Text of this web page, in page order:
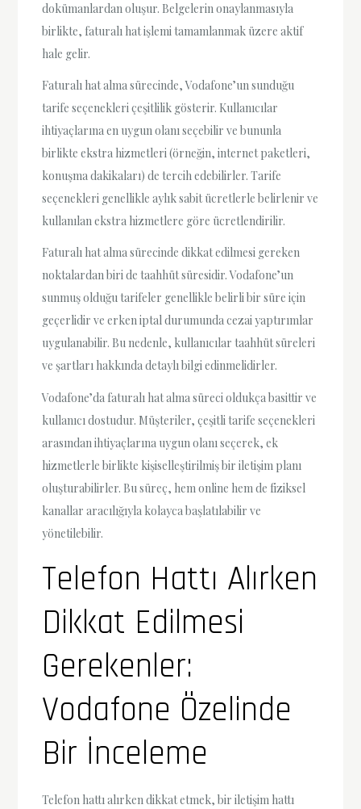
dokümanlardan oluşur. Belgelerin onaylanmasıyla
birlikte, faturalı hat işlemi tamamlanmak üzere aktif
hale gelir.
Faturalı hat alma sürecinde, Vodafone’un sunduğu
tarife seçenekleri çeşitlilik gösterir. Kullanıcılar
ihtiyaçlarına en uygun olanı seçebilir ve bununla
birlikte ekstra hizmetleri (örneğin, internet paketleri,
konuşma dakikaları) de tercih edebilirler. Tarife
seçenekleri genellikle aylık sabit ücretlerle belirlenir ve
kullanılan ekstra hizmetlere göre ücretlendirilir.
Faturalı hat alma sürecinde dikkat edilmesi gereken
noktalardan biri de taahhüt süresidir. Vodafone’un
sunmuş olduğu tarifeler genellikle belirli bir süre için
geçerlidir ve erken iptal durumunda cezai yaptırımlar
uygulanabilir. Bu nedenle, kullanıcılar taahhüt süreleri
ve şartları hakkında detaylı bilgi edinmelidirler.
Vodafone’da faturalı hat alma süreci oldukça basittir ve
kullanıcı dostudur. Müşteriler, çeşitli tarife seçenekleri
arasından ihtiyaçlarına uygun olanı seçerek, ek
hizmetlerle birlikte kişiselleştirilmiş bir iletişim planı
oluşturabilirler. Bu süreç, hem online hem de fiziksel
kanallar aracılığıyla kolayca başlatılabilir ve
yönetilebilir.
Telefon Hattı Alırken
Dikkat Edilmesi
Gerekenler:
Vodafone Özelinde
Bir İnceleme
Telefon hattı alırken dikkat etmek, bir iletişim hattı